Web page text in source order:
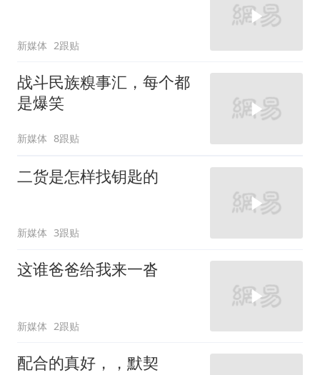
新媒体 2跟贴
战斗民族糗事汇，每个都
是爆笑
新媒体 8跟贴
二货是怎样找钥匙的
新媒体 3跟贴
这谁爸爸给我来一沓
新媒体 2跟贴
配合的真好，，默契